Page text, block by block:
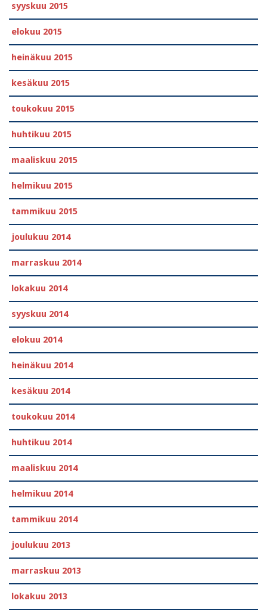
syyskuu 2015
elokuu 2015
heinäkuu 2015
kesäkuu 2015
toukokuu 2015
huhtikuu 2015
maaliskuu 2015
helmikuu 2015
tammikuu 2015
joulukuu 2014
marraskuu 2014
lokakuu 2014
syyskuu 2014
elokuu 2014
heinäkuu 2014
kesäkuu 2014
toukokuu 2014
huhtikuu 2014
maaliskuu 2014
helmikuu 2014
tammikuu 2014
joulukuu 2013
marraskuu 2013
lokakuu 2013